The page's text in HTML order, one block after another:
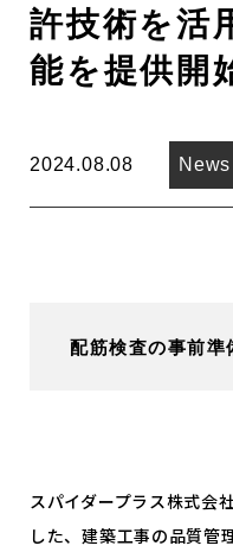
許技術を活
能を提供開
2024.08.08
配筋検査の事前準
スパイダープラス株式会
した、建築工事の品質管